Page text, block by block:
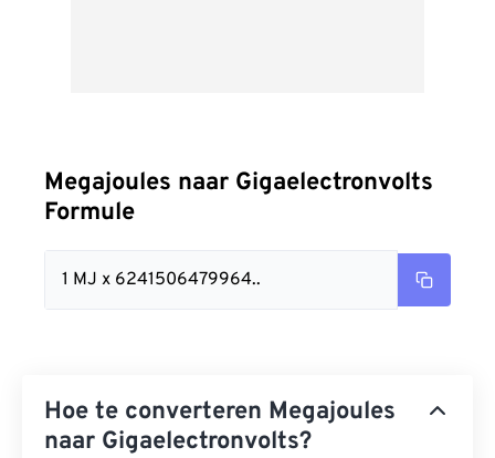
Megajoules naar Gigaelectronvolts
Formule
1 MJ x 6241506479964..
Hoe te converteren Megajoules
naar Gigaelectronvolts?